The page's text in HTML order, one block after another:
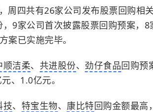
周四共有26家公司发布股票回购相
9家公司首次披露股票回购预案，8
案已实施完毕。
顺洁柔、 共进股份、 劲仔食品回购预
、1.0亿元。
技、 特宝生物、 康比特回购金额最高